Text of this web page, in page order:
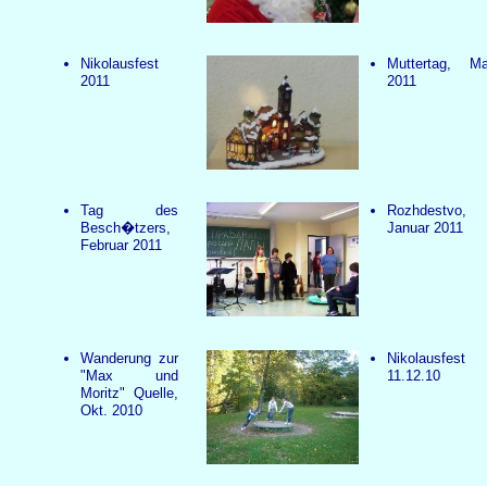
Nikolausfest
2011
Muttertag,
2011
Tag des
Besch�tzers,
Februar 2011
Rozhdestvo,
Januar 2011
Wanderung zur
"Max und
Moritz" Quelle,
Okt. 2010
Nikolausfest
11.12.10